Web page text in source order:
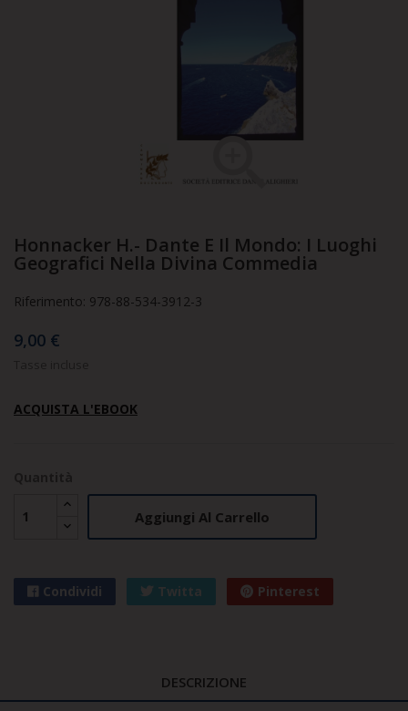

Honnacker H.- Dante E Il Mondo: I Luoghi
Geografici Nella Divina Commedia
Riferimento: 978-88-534-3912-3
9,00 €
ACQUISTA L'EBOOK
Aggiungi Al Carrello
Condividi Twitta Pinterest
DESCRIZIONE